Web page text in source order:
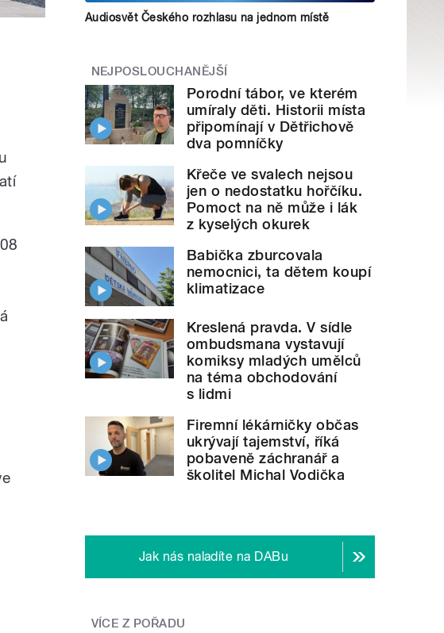
Audiosvět Českého rozhlasu na jednom místě
NEJPOSLOUCHANĚJŠÍ
Porodní tábor, ve kterém
umíraly děti. Historii místa
připomínají v Dětřichově
dva pomníčky
Křeče ve svalech nejsou
jen o nedostatku hořčíku.
Pomoct na ně může i lák
z kyselých okurek
Babička zburcovala
nemocnici, ta dětem koupí
klimatizace
Kreslená pravda. V sídle
ombudsmana vystavují
komiksy mladých umělců
na téma obchodování
s lidmi
Firemní lékárničky občas
ukrývají tajemství, říká
pobaveně záchranář a
školitel Michal Vodička
Jak nás naladíte na DABu
VÍCE Z POŘADU